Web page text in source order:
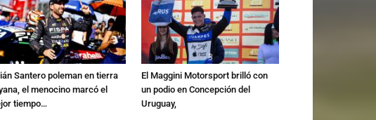
Santero poleman en tierra
el menocino marcó el
tiempo…
El Maggini Motorsport brilló con
un podio en Concepción del
Uruguay,